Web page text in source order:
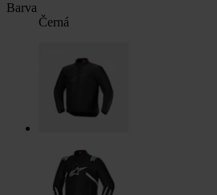
Barva
Černá